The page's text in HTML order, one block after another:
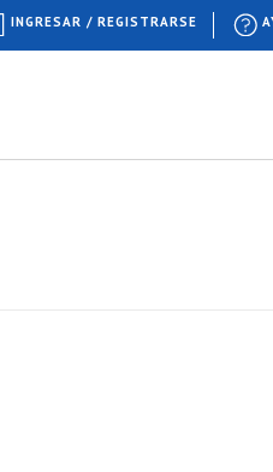
INGRESAR / REGISTRARSE